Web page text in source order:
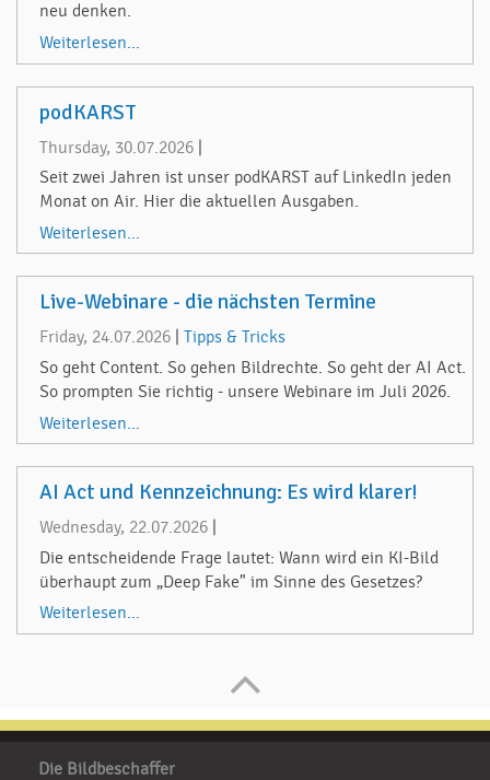
neu denken.
Weiterlesen...
podKARST
Thursday, 30.07.2026
Seit zwei Jahren ist unser podKARST auf LinkedIn jeden
Monat on Air. Hier die aktuellen Ausgaben.
Weiterlesen...
Live-Webinare - die nächsten Termine
Friday, 24.07.2026
Tipps & Tricks
So geht Content. So gehen Bildrechte. So geht der AI Act.
So prompten Sie richtig - unsere Webinare im Juli 2026.
Weiterlesen...
AI Act und Kennzeichnung: Es wird klarer!
Wednesday, 22.07.2026
Die entscheidende Frage lautet: Wann wird ein KI-Bild
überhaupt zum „Deep Fake" im Sinne des Gesetzes?
Weiterlesen...
Die Bildbeschaffer